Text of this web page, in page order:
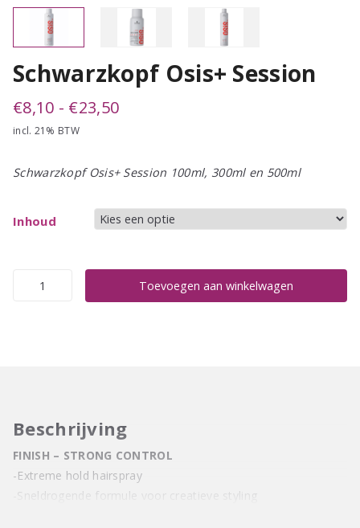
Schwarzkopf Osis+ Session
€8,10 - €23,50Prijsklasse:
tot
incl. 21% BTW
Schwarzkopf Osis+ Session 100ml, 300ml en 500ml
Inhoud
Schwarzkopf
Toevoegen aan winkelwagen
Beschrijving
FINISH – STRONG CONTROL
-Extreme hold hairspray
-Sneldrogende formule voor creatieve styling